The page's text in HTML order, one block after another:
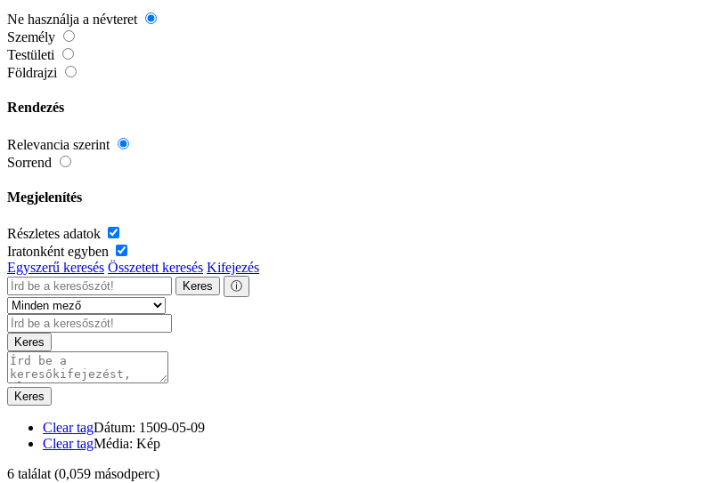
Ne használja a névteret
Személy
Testületi
Földrajzi
Rendezés
Relevancia szerint
Sorrend
Megjelenítés
Részletes adatok
Iratonként egyben
Egyszerű keresés Összetett keresés Kifejezés
Keres ⓘ
Keres
Keres
Clear tagDátum: 1509-05-09
Clear tagMédia: Kép
6 találat (0,059 másodperc)